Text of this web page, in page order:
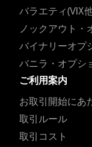
バラエティ(VIX
ノックアウト・
バイナリーオプ
バニラ・オプシ
ご利用案内
お取引開始にあ
取引ルール
取引コスト